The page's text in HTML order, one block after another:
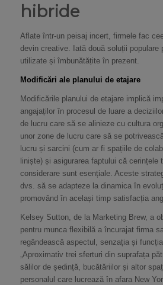
hibride
Aflate într-un peisaj incert, firmele fac
devin creative. Iată două soluții populare
utilizate și îmbunătățite în prezent.
Modificări ale planului de etajare
Modificările planului de etajare implică
angajaților în procesul de luare a
de lucru care să se alinieze cu cultura
unor zone de lucru care să se
lucru și sarcini (cum ar fi spațiile de
liniște) și asigurarea faptului că cerințele
considerare sunt esențiale. Aceste
dvs. să se adapteze la dinamica în
promovând în același timp satisfacția
Kelsey Sutton, de la Marketing Brew, a
pentru munca flexibilă a încurajat firma
regândească aspectul, senzația și
„Aproximativ trei sferturi din suprafața
sălilor de ședință, bucătăriilor și altor
personalul care lucrează în afara New